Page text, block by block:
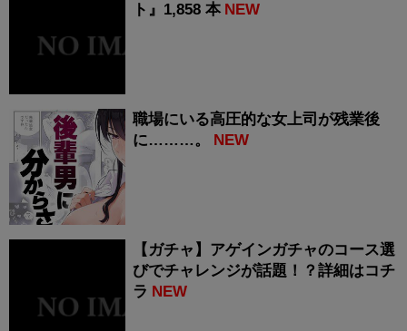
ト』1,858 本 NEW
職場にいる高圧的な女上司が残業後
に………。
NEW
【ガチャ】アゲインガチャのコース選
びでチャレンジが話題！？詳細はコチ
ラ NEW